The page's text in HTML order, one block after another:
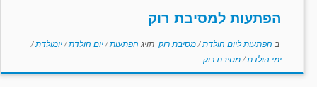
הפתעות למסיבת רוק
ב הפתעות ליום הולדת/מסיבת רוק תויג הפתעות/יום הולדת/יומולדת/
ימי הולדת/מסיבת רוק